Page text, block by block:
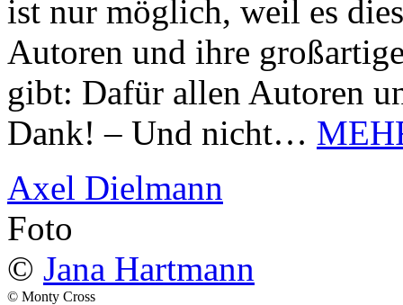
ist nur möglich, weil es
Autoren und ihre
gibt: Dafür allen Autoren
Dank! – Und nicht…
Axel Dielmann
Foto
© Jana Hartmann
© Monty Cross